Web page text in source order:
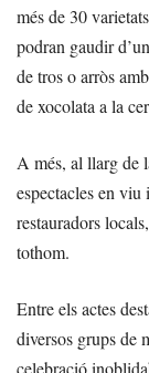
més de 30
podran gaudir
de tros o arròs
de xocolata a la
A més, al llarg de
espectacles en
restauradors
tothom.
Entre els actes
diversos grups de
celebració